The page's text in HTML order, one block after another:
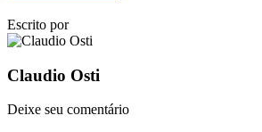
Escrito por
Claudio Osti
Deixe seu comentário